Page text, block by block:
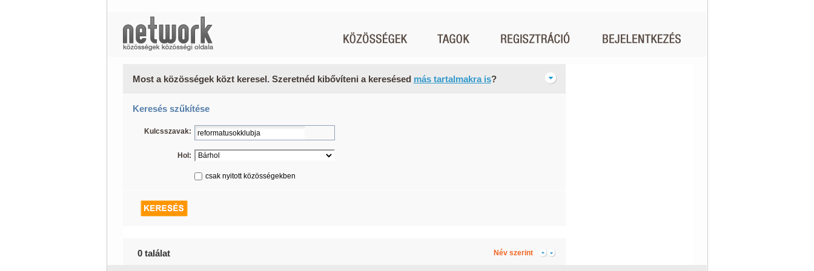
Most a közösségek közt keresel. Szeretnéd kibővíteni a keresésed más tartalmakra is?
Keresés szűkítése
Kulcsszavak:
Hol:
csak nyitott közösségekben
0 találat Név szerint